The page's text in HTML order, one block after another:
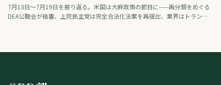
7月13日〜7月19日を振り返る。米国は大麻政策の節目に——再分類をめぐる
DEA公聴会が結審、上院民主党は完全合法化法案を再提出、業界はトランプ
の医療大麻市場が動き出した。